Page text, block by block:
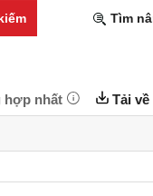
Tìm
hợp nhất Tải về